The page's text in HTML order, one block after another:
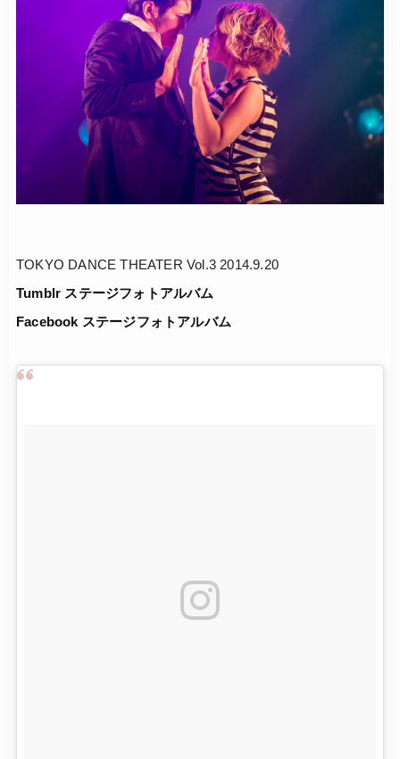
TOKYO DANCE THEATER Vol.3 2014.9.20
Tumblr ステージフォトアルバム
Facebook ステージフォトアルバム